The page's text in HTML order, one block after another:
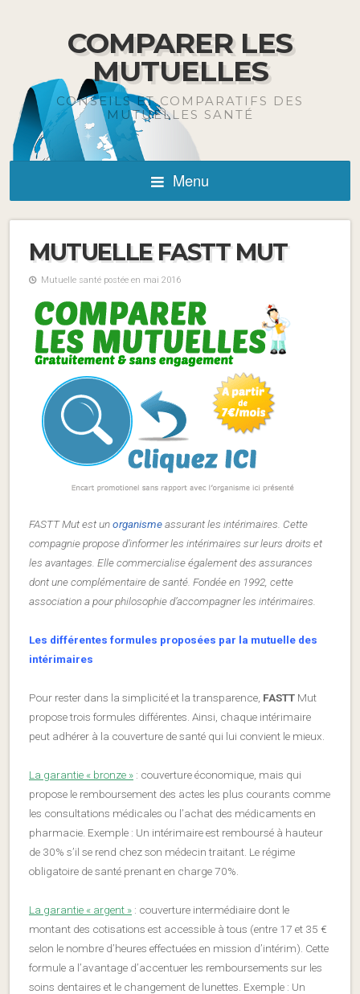
COMPARER LES
MUTUELLES
CONSEILS ET COMPARATIFS DES
MUTUELLES SANTÉ
Menu
MUTUELLE FASTT MUT
Mutuelle santé postée en mai 2016
FASTT Mut est unorganismeassurant les intérimaires. Cette
compagnie propose d’informer les intérimaires sur leurs droits et
les avantages. Elle commercialise également des assurances
dont une complémentaire de santé. Fondée en 1992, cette
association a pour philosophie d’accompagner les intérimaires.
Les différentes formules proposées par la mutuelle des
intérimaires
Pour rester dans la simplicité et la transparence, FASTT Mut
propose trois formules différentes. Ainsi, chaque intérimaire
peut adhérer à la couverture de santé qui lui convient le mieux.
La garantie « bronze » : couverture économique, mais qui
propose le remboursement des actes les plus courants comme
les consultations médicales ou l’achat des médicaments en
pharmacie. Exemple : Un intérimaire est remboursé à hauteur
de 30% s’il se rend chez son médecin traitant. Le régime
obligatoire de santé prenant en charge 70%.
La garantie « argent » : couverture intermédiaire dont le
montant des cotisations est accessible à tous (entre 17 et 35 €
selon le nombre d’heures effectuées en mission d’intérim). Cette
formule a l’avantage d’accentuer les remboursements sur les
soins dentaires et le changement de lunettes. Exemple : Un